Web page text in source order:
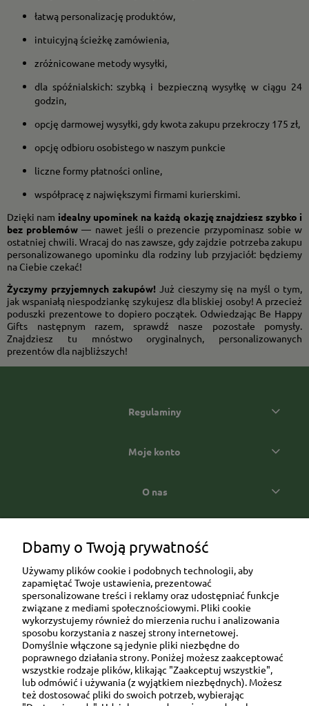
łatwą personalizację produktów,
intuicyjną ścieżkę zamówienia,
zróżnicowane metody wysyłki,
dla spóźnialskich: szybką i bezpieczną wysyłkę w ciągu 24
godzin,
opcję darmowej wysyłki, gdy kwota zakupu przekroczy 175 zł,
opcję odbioru osobistego w naszym punkcie
liczne formy płatności online,
współpracę z największymi firmami kurierskimi.
Dzięki nam idealny upominek na każdą okazję znajdziesz szybko i
bez problemów— nawet jeśli o prezencie przypominasz sobie w
ostatniej chwili. Wracaj do nas zawsze, gdy zajdzie potrzeba zakupu
personalizowanego upominku dla rodziny lub przyjaciół: będziemy
na Ciebie czekać!
Życzymy przyjemnych zakupów! Już cieszymy się na myśl o tym,
jak wspaniałą niespodziankę szykujesz dla bliskiej osoby! A przecież
poduszki prezentowe to dopiero początek. Odwiedzając Be Happy
Gifts następnym razem, sprawdź nasze pozostałe pomysły.
Znajdziesz tu mnóstwo oryginalnych, personalizowanych
prezentów dla najbliższych!
Regulaminy
Moje konto
O nas
Ul. Brukowa 6/8 lok. 57/58
91-341 Łódź
NIP: 6751510615
Dbamy o Twoją prywatność
Używamy plików cookie i podobnych technologii, aby
zapamiętać Twoje ustawienia, prezentować
spersonalizowane treści i reklamy oraz udostępniać funkcje
związane z mediami społecznościowymi. Pliki cookie
wykorzystujemy również do mierzenia ruchu i analizowania
sposobu korzystania z naszej strony internetowej.
Domyślnie włączone są jedynie pliki niezbędne do
poprawnego działania strony. Poniżej możesz zaakceptować
wszystkie rodzaje plików, klikając "Zaakceptuj wszystkie",
lub odmówić i używania (z wyjątkiem niezbędnych). Możesz
też dostosować pliki do swoich potrzeb, wybierając